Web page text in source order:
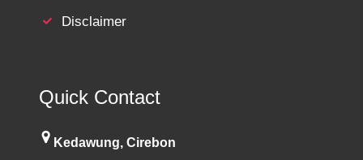
Disclaimer
Quick Contact
Kedawung, Cirebon